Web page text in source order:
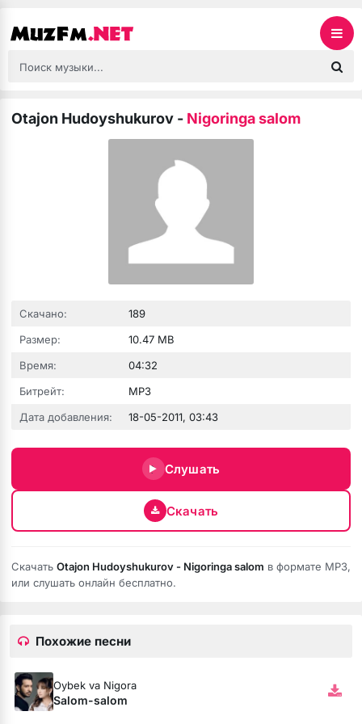
Otajon Hudoyshukurov - Nigoringa salom
Скачано:
189
Размер:
10.47 MB
Время:
04:32
Битрейт:
MP3
Дата добавления:
18-05-2011, 03:43
Слушать
Скачать
Скачать Otajon Hudoyshukurov - Nigoringa salom в формате MP3,
или слушать онлайн бесплатно.
Похожие песни
Oybek va Nigora
Salom-salom